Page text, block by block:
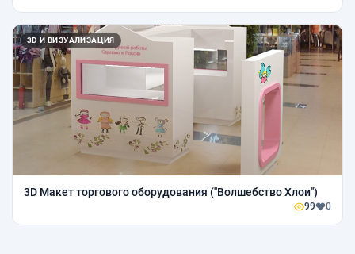
3D И ВИЗУАЛИЗАЦИЯ
3D Макет торгового оборудования (''Волшебство Хлои'')
99 0